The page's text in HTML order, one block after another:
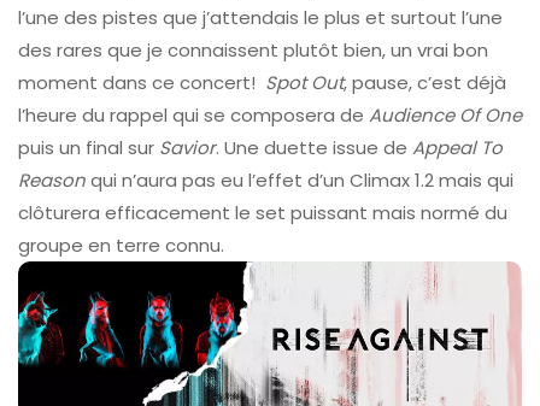
l’une des pistes que j’attendais le plus et surtout l’une
des rares que je connaissent plutôt bien, un vrai bon
moment dans ce concert! Spot Out, pause, c’est déjà
l’heure du rappel qui se composera de Audience Of One
puis un final sur Savior. Une duette issue de Appeal To
Reasonqui n’aura pas eu l’effet d’un Climax 1.2 mais qui
clôturera efficacement le set puissant mais normé du
groupe en terre connu.